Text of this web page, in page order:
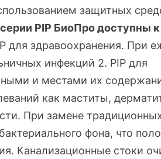
защитных
PIP БиоПро доступны к
для здравоохранения. При
инфекций 2. PIP для
и местами их
как маститы,
При замене
фона, что
Канализационные стоки